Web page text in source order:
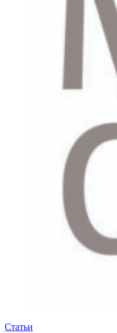
Статьи